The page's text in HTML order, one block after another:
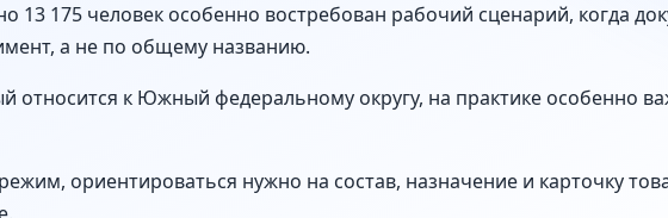
13 175 человек особенно востребован рабочий сценарий, когда
а не по общему названию.
относится к Южный федеральному округу, на практике особенно
ориентироваться нужно на состав, назначение и карточку